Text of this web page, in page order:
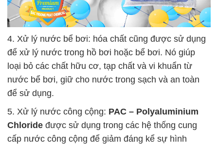
4. Xử lý nước bể bơi: hóa chất cũng được sử dụng
để xử lý nước trong hồ bơi hoặc bể bơi. Nó giúp
loại bỏ các chất hữu cơ, tạp chất và vi khuẩn từ
nước bể bơi, giữ cho nước trong sạch và an toàn
để sử dụng.
5. Xử lý nước công cộng: PAC – Polyaluminium
Chloride được sử dụng trong các hệ thống cung
cấp nước công cộng để giảm đáng kể sự hình